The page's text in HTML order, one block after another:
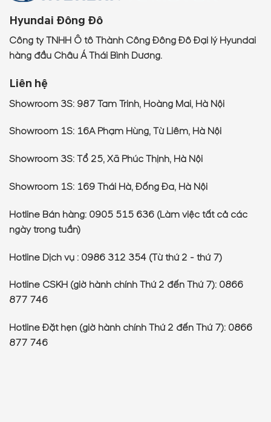
Hyundai Đông Đô
Công ty TNHH Ô tô Thành Công Đông Đô Đại lý Hyundai
hàng đầu Châu Á Thái Bình Dương.
Liên hệ
Showroom 3S: 987 Tam Trinh, Hoàng Mai, Hà Nội
Showroom 1S: 16A Phạm Hùng, Từ Liêm, Hà Nội
Showroom 3S: Tổ 25, Xã Phúc Thịnh, Hà Nội
Showroom 1S: 169 Thái Hà, Đống Đa, Hà Nội
Hotline Bán hàng: 0905 515 636 (Làm việc tất cả các
ngày trong tuần)
Hotline Dịch vụ : 0986 312 354 (Từ thứ 2 - thứ 7)
Hotline CSKH (giờ hành chính Thứ 2 đến Thứ 7): 0866
877 746
Hotline Đặt hẹn (giờ hành chính Thứ 2 đến Thứ 7): 0866
877 746